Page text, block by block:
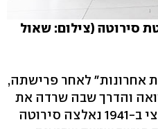
סירוטה (צילום: שאול
אחרונות" לאחר פרישתה,
והדרך שבה שרדה את
התופת. לאחר הכיבוש הנאצי ב-1941 נאלצה סירוטה